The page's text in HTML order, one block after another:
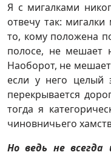
Я с мигалками
отвечу так:
то, кому положена
полосе, не мешает
Наоборот, не
если у него целый
перекрывается
тогда я
чиновничьего
Но ведь не всегда